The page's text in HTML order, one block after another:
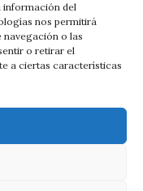
información del
nos permitirá
o las
o retirar el
a ciertas características